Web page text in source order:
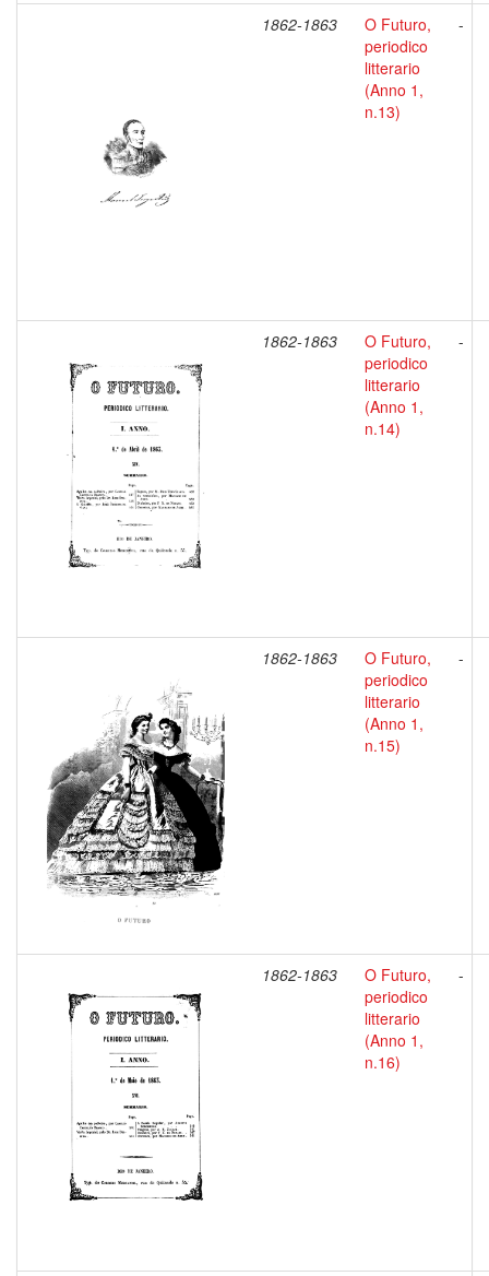
1862-1863
O Futuro,
periodico
litterario
(Anno 1,
n.13)
-
1862-1863
O Futuro,
periodico
litterario
(Anno 1,
n.14)
-
1862-1863
O Futuro,
periodico
litterario
(Anno 1,
n.15)
-
1862-1863
O Futuro,
periodico
litterario
(Anno 1,
n.16)
-